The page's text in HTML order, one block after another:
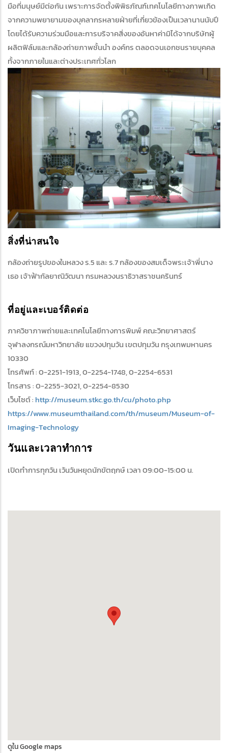
มือที่มนุษย์มีต่อกัน เพราะการจัดตั้งพิพิธภัณฑ์เทคโนโลยีทางภาพเกิด
จากความพยายามของบุคลากรหลายฝ่ายที่เกี่ยวข้องเป็นเวลานานนับปี
โดยได้รับความร่วมมือและการบริจาคสิ่งของอันหาค่ามิได้จากบริษัทผู้
ผลิตฟิล์มและกล้องถ่ายภาพชั้นนำ องค์กร ตลอดจนเอกชนรายบุคคล
ทั้งจากภายในและต่างประเทศทั่วโลก
สิ่งที่น่าสนใจ
กล้องถ่ายรูปของในหลวง ร.5 และ ร.7 กล้องของสมเด็จพระเจ้าพี่นาง
เธอ เจ้าฟ้ากัลยาณิวัฒนา กรมหลวงนราธิวาสราชนครินทร์
ที่อยู่และเบอร์ติดต่อ
ภาควิชาภาพถ่ายและเทคโนโลยีทางการพิมพ์ คณะวิทยาศาสตร์
จุฬาลงกรณ์มหาวิทยาลัย แขวงปทุมวัน เขตปทุมวัน กรุงเทพมหานคร
10330
โทรศัพท์ : 0-2251-1913, 0-2254-1748, 0-2254-6531
โทรสาร : 0-2255-3021, 0-2254-8530
เว็บไซต์ : http://museum.stkc.go.th/cu/photo.php
https://www.museumthailand.com/th/museum/Museum-of-
Imaging-Technology
วันและเวลาทำการ
เปิดทำการทุกวัน เว้นวันหยุดนักขัตฤกษ์ เวลา 09:00-15:00 น.
ดูใน Google maps